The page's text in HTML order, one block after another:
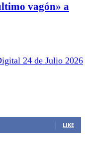
vagón» a
LIKE